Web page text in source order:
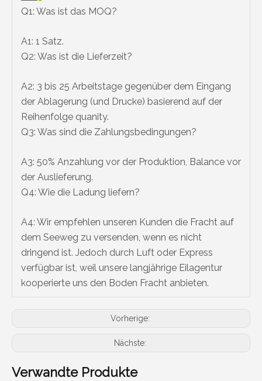
Q1: Was ist das MOQ?
A1: 1 Satz.
Q2: Was ist die Lieferzeit?
A2: 3 bis 25 Arbeitstage gegenüber dem Eingang
der Ablagerung (und Drucke) basierend auf der
Reihenfolge quanity.
Q3: Was sind die Zahlungsbedingungen?
A3: 50% Anzahlung vor der Produktion, Balance vor
der Auslieferung.
Q4: Wie die Ladung liefern?
A4: Wir empfehlen unseren Kunden die Fracht auf
dem Seeweg zu versenden, wenn es nicht
dringend ist. Jedoch durch Luft oder Express
verfügbar ist, weil unsere langjährige Eilagentur
kooperierte uns den Boden Fracht anbieten.
Vorherige:
Nächste:
Verwandte Produkte